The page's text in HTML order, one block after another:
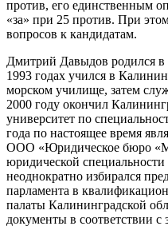
против, его единственным
«за» при 25 против. При
вопросов к кандидатам.
Дмитрий Давыдов родился в
1993 годах учился в
морском училище, затем
2000 году окончил
университет по
года по настоящее время
ООО «Юридическое бюро
юридической специальности
неоднократно избирался
парламента в
палаты Калининградской
документы в соответствии с